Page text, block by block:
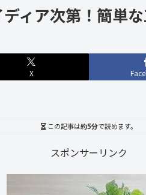
ィア次第！簡単
X
この記事は約5分で読めます。
スポンサーリンク